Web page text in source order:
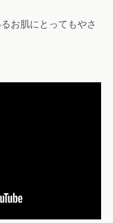
お肌にとってもやさ